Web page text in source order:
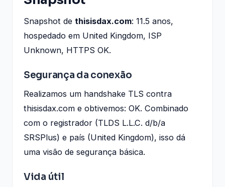
Snapshot de thisisdax.com: 11.5 anos,
hospedado em United Kingdom, ISP
Unknown, HTTPS OK.
Segurança da conexão
Realizamos um handshake TLS contra
thisisdax.com e obtivemos: OK. Combinado
com o registrador (TLDS L.L.C. d/b/a
SRSPlus) e país (United Kingdom), isso dá
uma visão de segurança básica.
Vida útil